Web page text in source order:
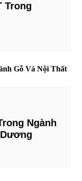
Trong
Ngành